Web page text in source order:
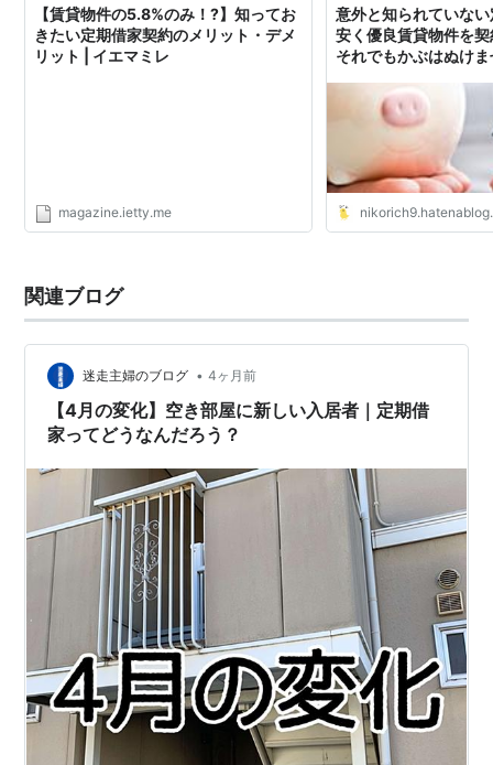
【賃貸物件の5.8%のみ！?】知ってお
きたい定期借家契約のメリット・デメ
リット | イエマミレ
magazine.ietty.me
意外と知られていな
安く優良賃貸物件を
それでもかぶはぬけ
関連ブログ
迷走主婦のブログ • 4ヶ月前
【4月の変化】空き部屋に新しい入居者｜定期借
家ってどうなんだろう？